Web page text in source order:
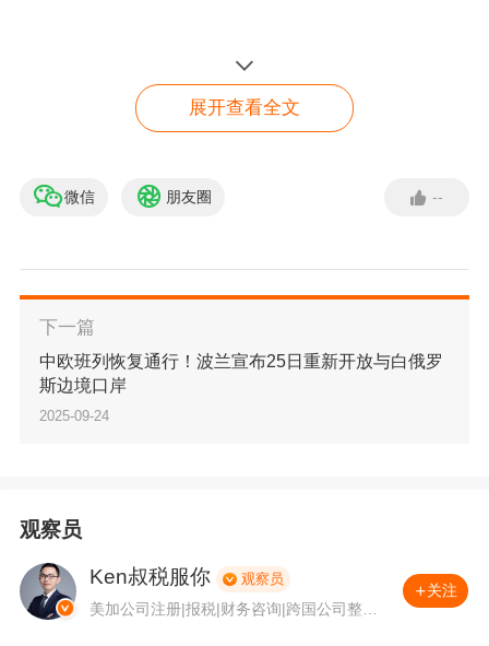
1、从同一供货企业购进商品的出口业务，
累计申报退税额超过50万元且同时符合下列条件：
1) 出口企业为一般风险出口企业。
2、从新增供货企业购进一般风险商品，自首次申报
之日起连续6个月内，累计申报退税额超过50万元
的。
3、出口一般风险商品，
报退税额达到50万元以上的出口企业，从同一供货企
5、外贸综合服务企业申报代办退税的，委托其代办
欧洲、中东销售必备要
点击咨询
展开查看全文
微信 朋友圈 --
下一篇
中欧班列恢复通行！波兰宣布25日重新开放与白俄罗
斯边境口岸
2025-09-24
观察员
Ken叔税服你 观察员
美加公司注册|报税|财务咨询|跨国公司整合
关注